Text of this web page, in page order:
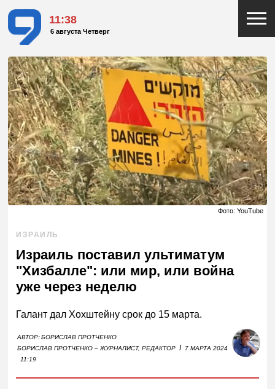
11:38
6 августа Четверг
Фото: YouTube
ИЗРАИЛЬ
Израиль поставил ультиматум
"Хизбалле": или мир, или война
уже через неделю
Галант дал Хохштейну срок до 15 марта.
АВТОР:БОРИСЛАВ ПРОТЧЕНКО
БОРИСЛАВ ПРОТЧЕНКО – ЖУРНАЛИСТ, РЕДАКТОР I
7 МАРТА 2024
11:19